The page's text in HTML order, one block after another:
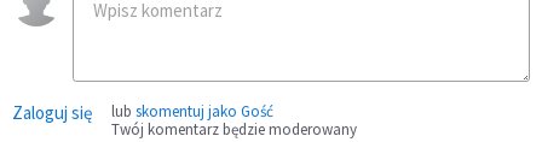
Zaloguj się lub skomentuj jako Gość
Twój komentarz będzie moderowany